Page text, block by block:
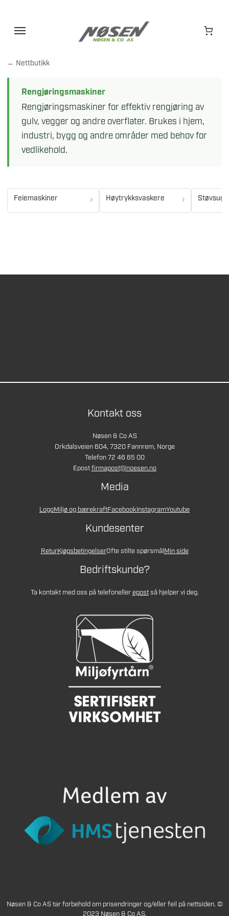
← Nettbutikk
Rengjøringsmaskiner
Rengjøringsmaskiner for effektiv rengjøring av
gulv, vegger og andre overflater. Brukes i hjem,
industri, bygg og andre områder med behov for
vedlikehold.
Feiemaskiner Høytrykksvaskere
Kontakt oss
Nøsen & Co AS
Orkdalsveien 604, 7320 Fannrem, Norge
Telefon 72 46 65 00
Epostfirmapost@noesen.no
Media
LogoMiljø og bærekraftFacebookInstagramYoutube
Kundesenter
ReturKjøpsbetingelserOfte stilte spørsmålMin side
Bedriftskunde?
Ta kontakt med oss på telefonellerepostså hjelper vi deg.
Nøsen & Co AS tar forbehold om prisendringer og/eller feil på nettsiden. ©
2023 Nøsen & Co AS.